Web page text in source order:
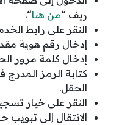
ريف “من هنا“.
النقر على رابط
إدخال رقم هوية
إدخال كلمة مرور
كتابة الرمز
الحقل.
النقر على خيار
الانتقال إلى تبويب